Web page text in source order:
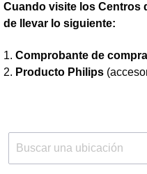
Cuando visite los Centros
de llevar lo siguiente:
1.Comprobante de compra
2. Producto Philips